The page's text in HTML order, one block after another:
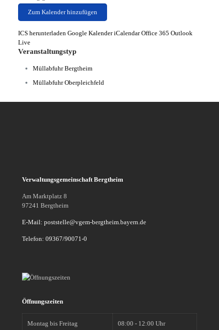
Zum Kalender hinzufügen
ICS herunterladen Google Kalender iCalendar Office 365 Outlook
Live
Veranstaltungstyp
Müllabfuhr Bergtheim
Müllabfuhr Oberpleichfeld
Verwaltungsgemeinschaft Bergtheim
Am Marktplatz 8
97241 Bergtheim
E-Mail: poststelle@vgem-bergtheim.bayern.de
Telefon: 09367/90071-0
Öffnungszeiten
Montag bis Freitag 08:00 - 12:00 Uhr